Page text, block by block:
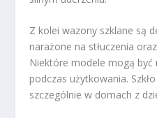
Z kolei wazony szklane są
narażone na stłuczenia
Niektóre modele mogą
podczas użytkowania.
szczególnie w domach z